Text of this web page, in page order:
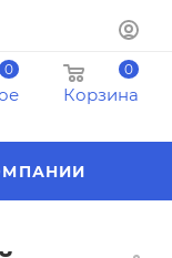
0 0
Корзина